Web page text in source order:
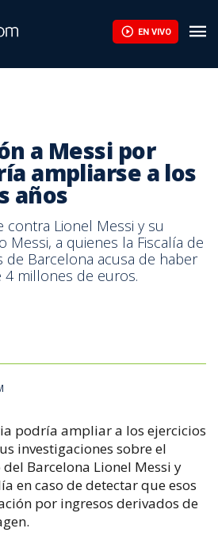
EN VIVO
a Messi por
ampliarse a los
años
contra Lionel Messi y su
Messi, a quienes la Fiscalía de
de Barcelona acusa de haber
millones de euros.
podría ampliar a los ejercicios
investigaciones sobre el
Barcelona Lionel Messi y
en caso de detectar que esos
por ingresos derivados de